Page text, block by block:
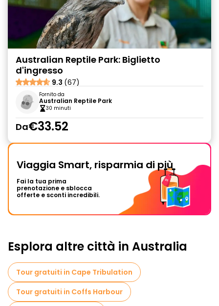
Australian Reptile Park: Biglietto
d'ingresso
9.3 (67)
Fornito da
Australian Reptile Park
30 minuti
Da€33.52
Viaggia Smart, risparmia di più
Fai la tua prima
prenotazione e sblocca
offerte e sconti incredibili.
Esplora altre città in Australia
Tour gratuiti in Cape Tribulation
Tour gratuiti in Coffs Harbour